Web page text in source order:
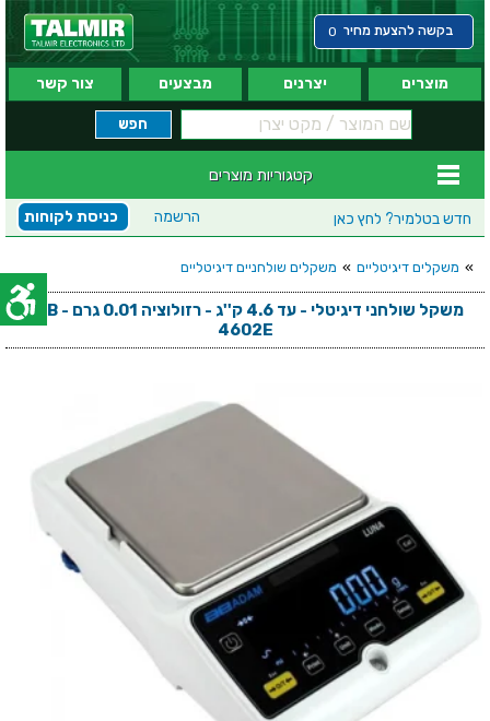
בקשה להצעת מחיר 0
מוצרים יצרנים מבצעים צור קשר
קטגוריות מוצרים
חדש בטלמיר? לחץ כאן כניסת לקוחות הרשמה
» משקלים דיגיטליים » משקלים שולחניים דיגיטליים
משקל שולחני דיגיטלי - עד 4.6 ק''ג - רזולוציה 0.01 גרם - LTB
4602E